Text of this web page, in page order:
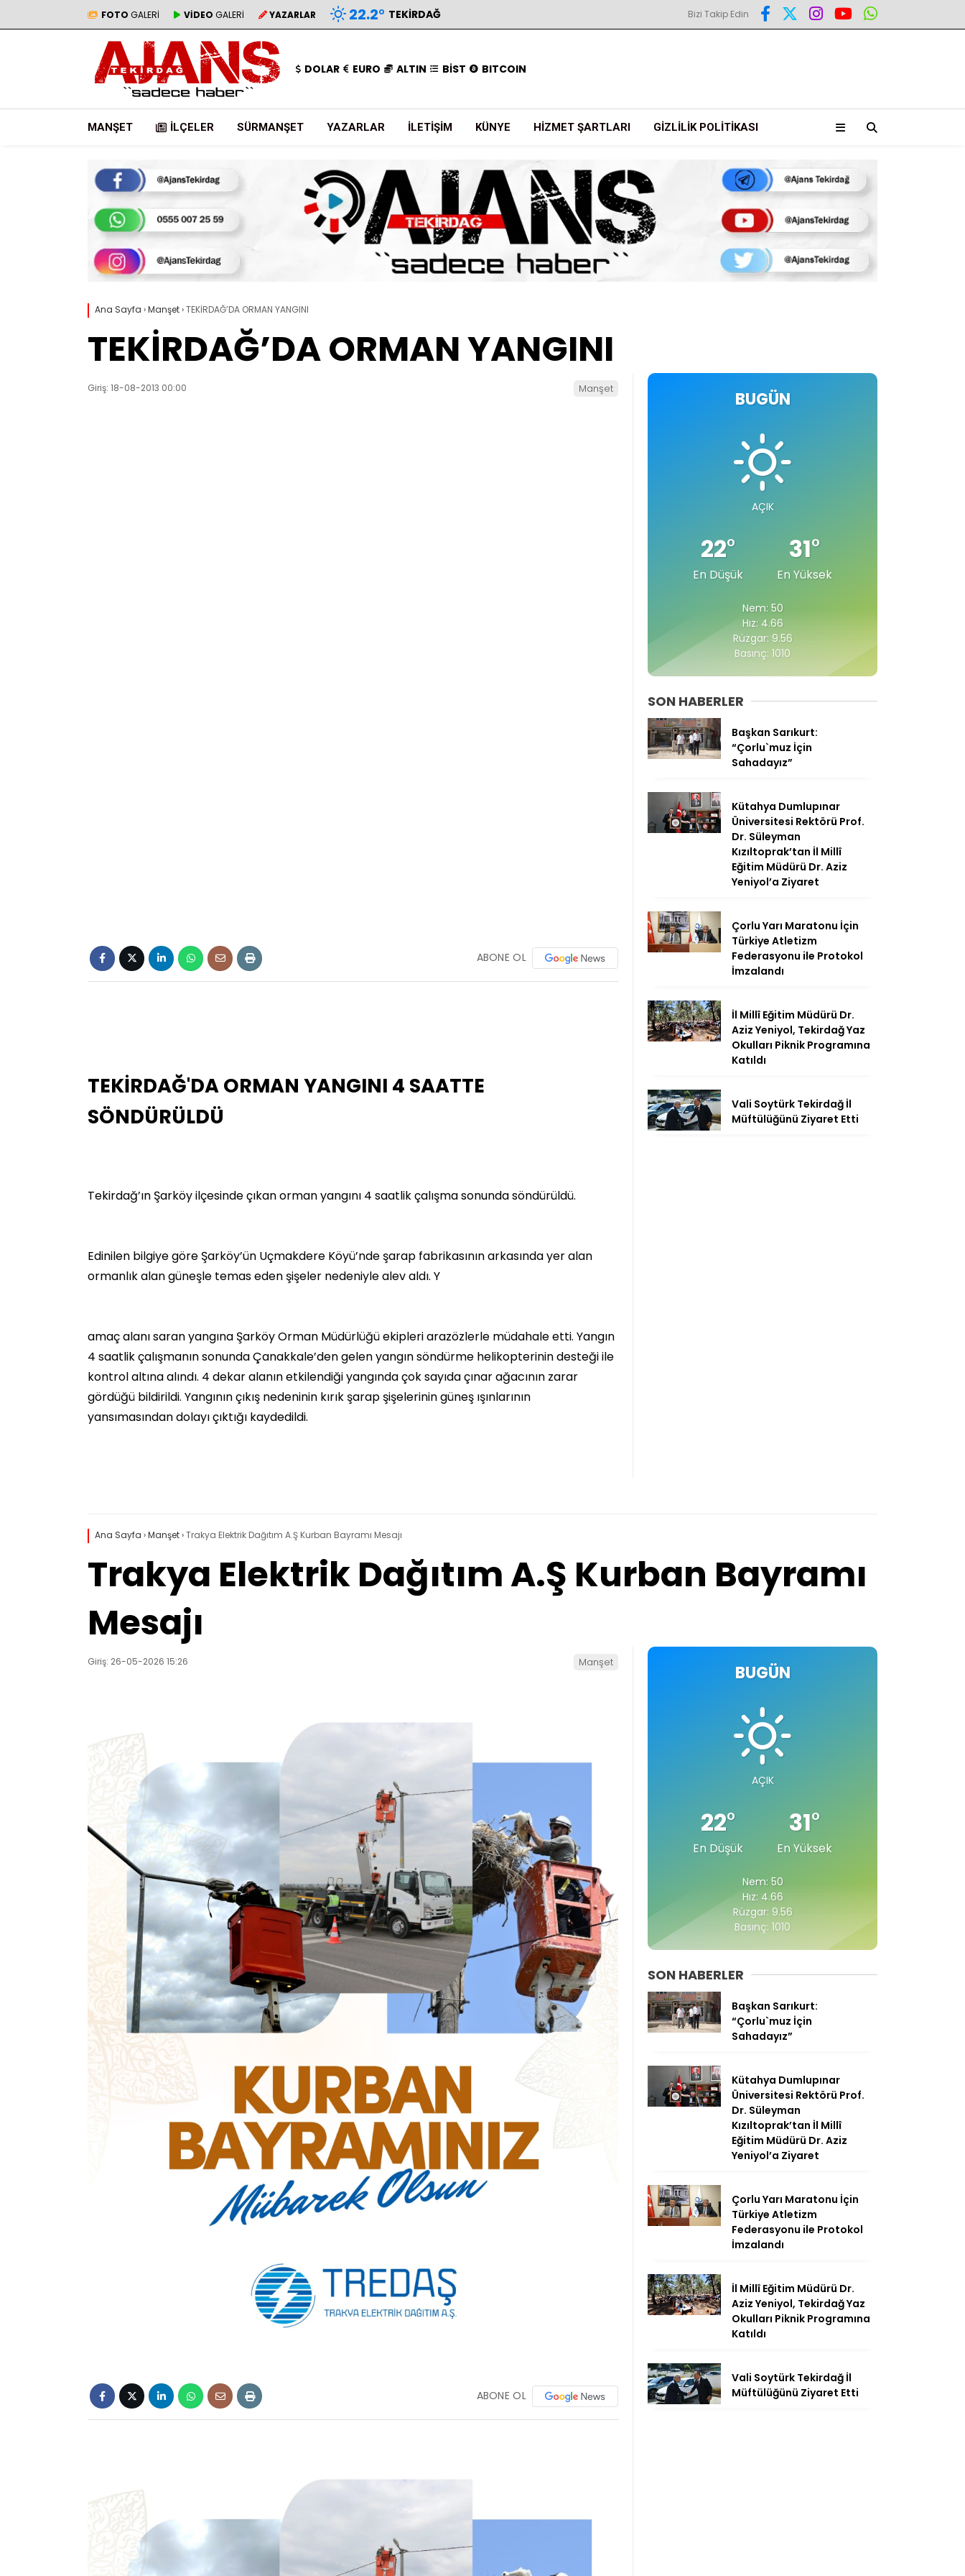
FOTO GALERİ VİDEO GALERİ YAZARLAR 22.2° TEKIRDAĞ Bizi Takip Edin
DOLAR EURO ALTIN BİST BITCOIN
MANŞET İLÇELER SÜRMANŞET YAZARLAR İLETIŞIM KÜNYE HIZMET ŞARTLARI GIZLILIK POLITIKASI
Ana Sayfa ›Manşet›TEKİRDAĞ’DA ORMAN YANGINI
TEKİRDAĞ’DA ORMAN YANGINI
Giriş: 18-08-2013 00:00 Manşet
ABONE OL
TEKİRDAĞ'DA ORMAN YANGINI 4 SAATTE
SÖNDÜRÜLDÜ
Tekirdağ’ın Şarköy ilçesinde çıkan orman yangını 4 saatlik çalışma sonunda söndürüldü.
Edinilen bilgiye göre Şarköy’ün Uçmakdere Köyü’nde şarap fabrikasının arkasında yer alan
ormanlık alan güneşle temas eden şişeler nedeniyle alev aldı. Y
amaç alanı saran yangına Şarköy Orman Müdürlüğü ekipleri arazözlerle müdahale etti. Yangın
4 saatlik çalışmanın sonunda Çanakkale’den gelen yangın söndürme helikopterinin desteği ile
kontrol altına alındı. 4 dekar alanın etkilendiği yangında çok sayıda çınar ağacının zarar
gördüğü bildirildi. Yangının çıkış nedeninin kırık şarap şişelerinin güneş ışınlarının
yansımasından dolayı çıktığı kaydedildi.
BUGÜN
AÇIK
22°
En Düşük
31°
En Yüksek
Nem: 50
Hız: 4.66
Rüzgar: 9.56
Basınç: 1010
SON HABERLER
Başkan Sarıkurt:
“Çorlu`muz İçin
Sahadayız”
Kütahya Dumlupınar
Üniversitesi Rektörü Prof.
Dr. Süleyman
Kızıltoprak’tan İl Millî
Eğitim Müdürü Dr. Aziz
Yeniyol’a Ziyaret
Çorlu Yarı Maratonu İçin
Türkiye Atletizm
Federasyonu ile Protokol
İmzalandı
İl Millî Eğitim Müdürü Dr.
Aziz Yeniyol, Tekirdağ Yaz
Okulları Piknik Programına
Katıldı
Vali Soytürk Tekirdağ İl
Müftülüğünü Ziyaret Etti
Ana Sayfa ›Manşet›Trakya Elektrik Dağıtım A.Ş Kurban Bayramı Mesajı
Trakya Elektrik Dağıtım A.Ş Kurban Bayramı
Mesajı
Giriş: 26-05-2026 15:26 Manşet
ABONE OL
BUGÜN
AÇIK
22°
En Düşük
31°
En Yüksek
Nem: 50
Hız: 4.66
Rüzgar: 9.56
Basınç: 1010
SON HABERLER
Başkan Sarıkurt:
“Çorlu`muz İçin
Sahadayız”
Kütahya Dumlupınar
Üniversitesi Rektörü Prof.
Dr. Süleyman
Kızıltoprak’tan İl Millî
Eğitim Müdürü Dr. Aziz
Yeniyol’a Ziyaret
Çorlu Yarı Maratonu İçin
Türkiye Atletizm
Federasyonu ile Protokol
İmzalandı
İl Millî Eğitim Müdürü Dr.
Aziz Yeniyol, Tekirdağ Yaz
Okulları Piknik Programına
Katıldı
Vali Soytürk Tekirdağ İl
Müftülüğünü Ziyaret Etti